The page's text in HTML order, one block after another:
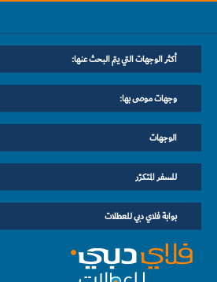
أكثر الوجهات التي يتم البحث عنها:
وجهات موصى بها:
الوجهات
للسفر المتكرّر
بوابة فلاي دبي للعطلات